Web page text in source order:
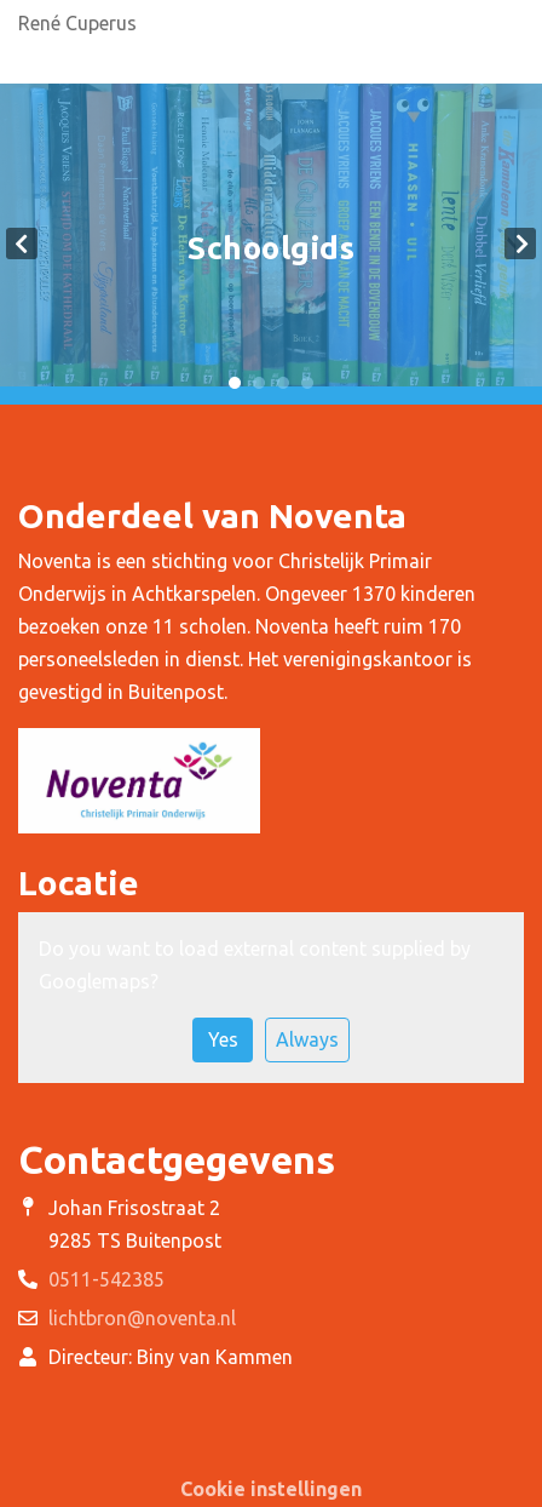
René Cuperus
Schoolgids
Onderdeel van Noventa
Noventa is een stichting voor Christelijk Primair
Onderwijs in Achtkarspelen. Ongeveer 1370 kinderen
bezoeken onze 11 scholen. Noventa heeft ruim 170
personeelsleden in dienst. Het verenigingskantoor is
gevestigd in Buitenpost.
Locatie
Yes Always
Contactgegevens
Johan Frisostraat 2
9285 TS Buitenpost
0511-542385
lichtbron@noventa.nl
Directeur: Biny van Kammen
Cookie instellingen